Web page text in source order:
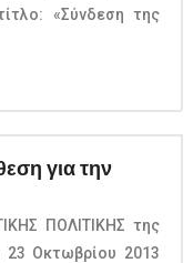
«Σύνδεση της
για την
ΠΟΛΙΤΙΚΗΣ της
23 Οκτωβρίου 2013